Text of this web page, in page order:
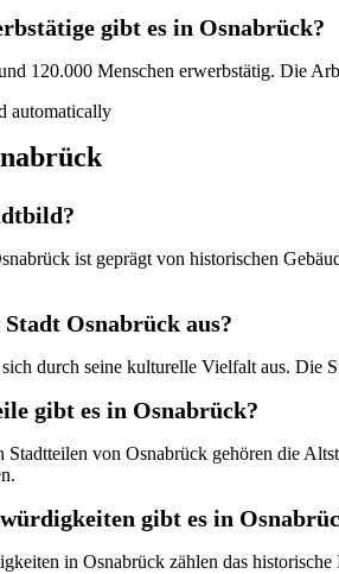
gibt es in Osnabrück?
120.000 Menschen erwerbstätig. Die
automatically
ist geprägt von historischen
Osnabrück aus?
durch seine kulturelle Vielfalt aus. Die
gibt es in Osnabrück?
Stadtteilen von Osnabrück gehören die
gibt es in
in Osnabrück zählen das